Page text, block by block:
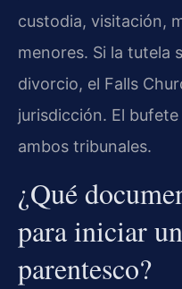
custodia, visitación,
menores. Si la tutela
divorcio, el Falls
jurisdicción. El
ambos tribunales.
¿Qué
para iniciar
parentesco?